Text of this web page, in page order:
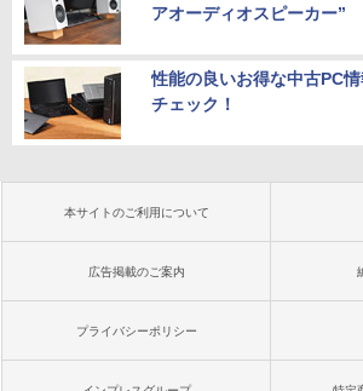
アオーディオスピーカー”
性能の良いお得な中古PC
チェック！
本サイトのご利用について
広告掲載のご案内
プライバシーポリシー